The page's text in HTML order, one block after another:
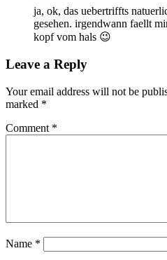
ja, ok, das uebertriffts
gesehen. irgendwann faellt
kopf vom hals 😉
Leave a Reply
Your email address will not be
marked *
Comment *
Name *